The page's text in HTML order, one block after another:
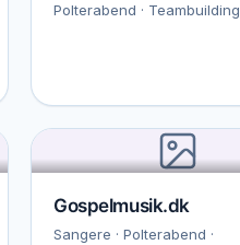
Polterabend · Teambuilding
Gospelmusik.dk
Sangere · Polterabend ·